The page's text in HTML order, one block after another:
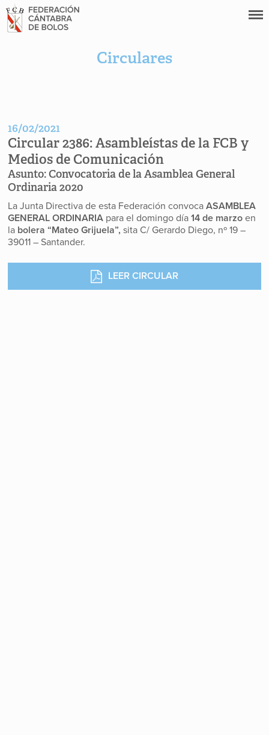
Circulares
16/02/2021
Circular 2386:Asambleístas de la FCB y
Medios de Comunicación
Asunto:Convocatoria de la Asamblea General
Ordinaria 2020
La Junta Directiva de esta Federación convocaASAMBLEA
GENERAL ORDINARIA para el domingo día14 de marzoen
la bolera “Mateo Grijuela”,sita C/ Gerardo Diego, nº 19 –
39011 – Santander.
LEER CIRCULAR